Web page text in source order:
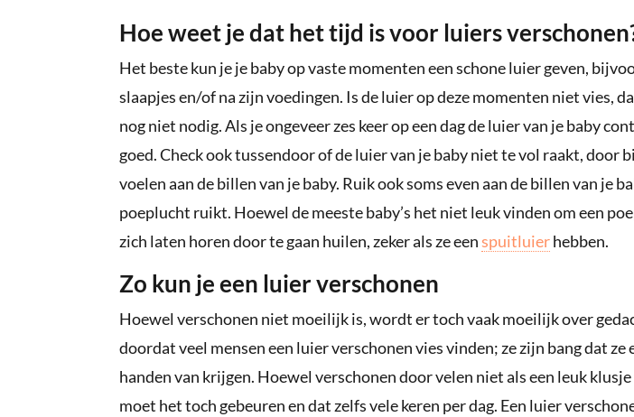
Hoe weet je dat het tijd is voor luiers
Het beste kun je je baby op vaste momenten een schone luier geven,
slaapjes en/of na zijn voedingen. Is de luier op deze momenten niet vies,
nog niet nodig. Als je ongeveer zes keer op een dag de luier van je baby
goed. Check ook tussendoor of de luier van je baby niet te vol raakt, door
voelen aan de billen van je baby. Ruik ook soms even aan de billen van je
poeplucht ruikt. Hoewel de meeste baby’s het niet leuk vinden om een
zich laten horen door te gaan huilen, zeker als ze eenspuitluierhebben.
Zo kun je een luier verschonen
Hoewel verschonen niet moeilijk is, wordt er toch vaak moeilijk over
doordat veel mensen een luier verschonen vies vinden; ze zijn bang dat ze
handen van krijgen. Hoewel verschonen door velen niet als een leuk
moet het toch gebeuren en dat zelfs vele keren per dag. Een luier